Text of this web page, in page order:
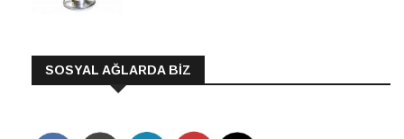
SOSYAL AĞLARDA BİZ